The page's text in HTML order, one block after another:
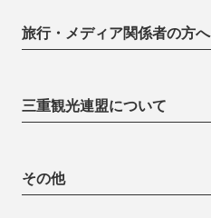
旅行・メディア関係者の方へ
三重観光連盟について
その他